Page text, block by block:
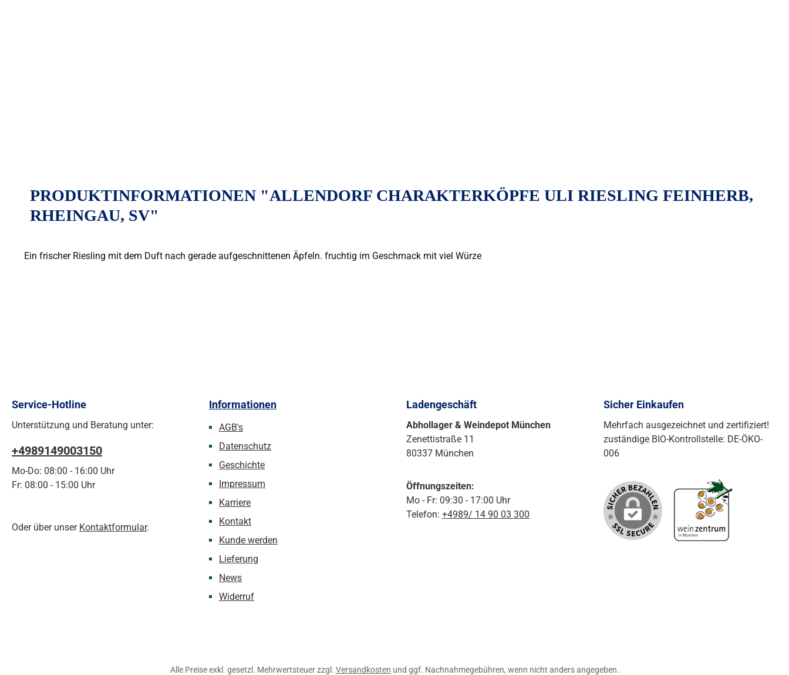
PRODUKTINFORMATIONEN "ALLENDORF CHARAKTERKÖPFE ULI RIESLING FEINHERB,
RHEINGAU, SV"
Ein frischer Riesling mit dem Duft nach gerade aufgeschnittenen Äpfeln. fruchtig im Geschmack mit viel Würze
Service-Hotline
Unterstützung und Beratung unter:
+4989149003150
Mo-Do: 08:00 - 16:00 Uhr
Fr: 08:00 - 15:00 Uhr
Oder über unser Kontaktformular.
Informationen
AGB's
Datenschutz
Geschichte
Impressum
Karriere
Kontakt
Kunde werden
Lieferung
News
Widerruf
Ladengeschäft
Abhollager & Weindepot München
Zenettistraße 11
80337 München
Öffnungszeiten:
Mo - Fr: 09:30 - 17:00 Uhr
Telefon: +4989/ 14 90 03 300
Sicher Einkaufen
Mehrfach ausgezeichnet und zertifiziert!
zuständige BIO-Kontrollstelle: DE-ÖKO-
006
Alle Preise exkl. gesetzl. Mehrwertsteuer zzgl. Versandkosten und ggf. Nachnahmegebühren, wenn nicht anders angegeben.